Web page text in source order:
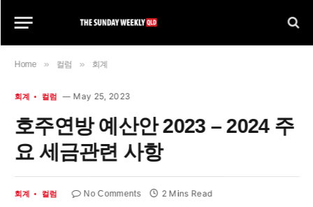
Home » 컬럼 » 회계
회계 컬럼 May 25, 2023
호주연방 예산안 2023 – 2024 주
요 세금관련 사항
회계 컬럼 No Comments 2 Mins Read